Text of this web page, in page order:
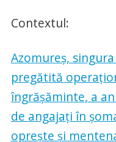
Contextul:
Azomureș,
pregătită
îngrășăminte, a
de angajați în
oprește și